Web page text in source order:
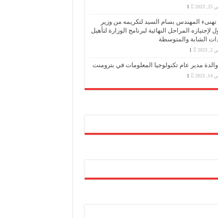
2023
1
PMS تهنىء المهندس بسام السيد لتكريمه من وزير
لإجتيازه المراحل النهائية لبرنامج الوزارة لتأهيل
الشابة والمتوسطة
1
مدير عام تكنولوجيا المعلومات في بترومنت
2023
1